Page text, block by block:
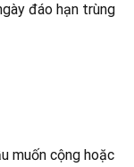
đáo hạn trùng
muốn cộng hoặc